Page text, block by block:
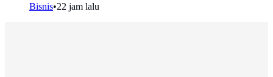
Bisnis•22 jam lalu